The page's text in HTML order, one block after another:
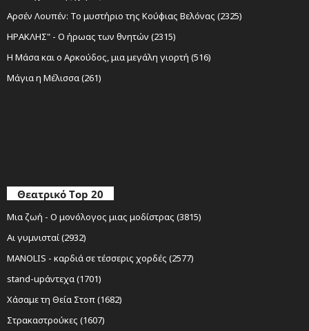
Αρσέν Λουπέν: Το μυστήριο της Κούφιας Βελόνας (2325)
ΗΡΑΚΛΗΣ" - Ο ήρωας των θνητών (2315)
Η Μάσα και ο Αρκούδος, μια μεγάλη γιορτή (516)
Μάγια η Μέλισσα (261)
Θεατρικό Top 20
Μια ζωή - Ο μονόλογος μιας μοδίστρας (3815)
Αι γυμνισταί (2932)
MANOLIS - καρδιά σε τέσσερις χορδές (2577)
stand-upάντεχα (1701)
Χάσαμε τη Θεία Στοπ (1682)
Στρακαστρούκες (1607)